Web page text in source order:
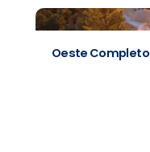
Oeste Completo